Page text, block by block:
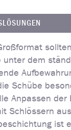
unter dem
Schübe
Anpassen
Schlössern
ist